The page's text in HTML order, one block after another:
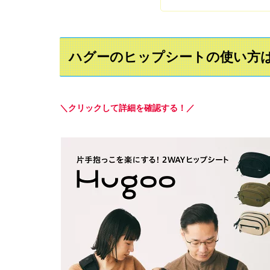
ハグーのヒップシートの使い方
＼クリックして詳細を確認する！／